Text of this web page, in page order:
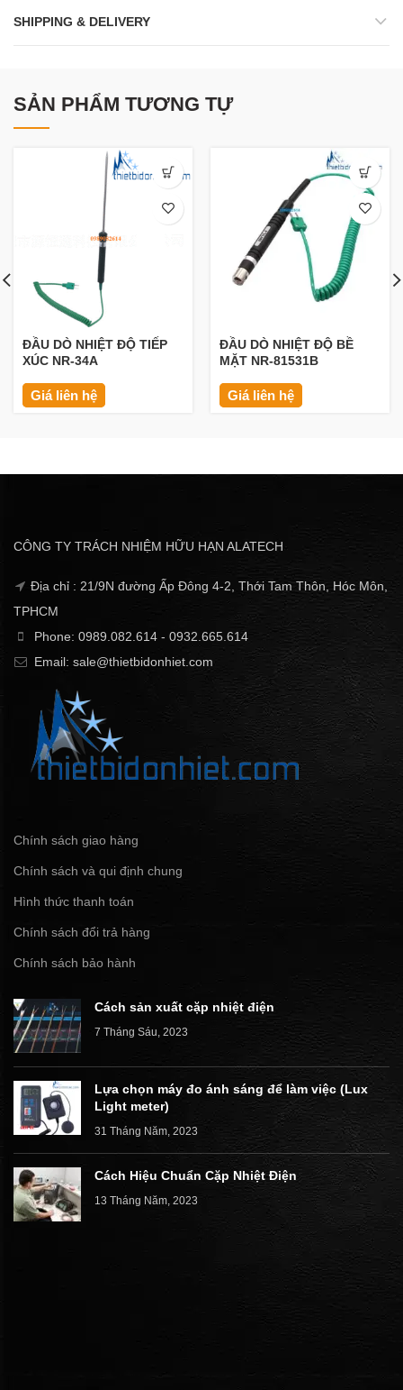
SHIPPING & DELIVERY
SẢN PHẨM TƯƠNG TỰ
ĐẦU DÒ NHIỆT ĐỘ TIẾP
XÚC NR-34A
Giá liên hệ
ĐẦU DÒ NHIỆT ĐỘ BỀ
MẶT NR-81531B
Giá liên hệ
CÔNG TY TRÁCH NHIỆM HỮU HẠN ALATECH
Địa chỉ : 21/9N đường Ấp Đông 4-2, Thới Tam Thôn, Hóc Môn,
TPHCM
Phone: 0989.082.614 - 0932.665.614
Email: sale@thietbidonhiet.com
Chính sách giao hàng
Chính sách và qui định chung
Hình thức thanh toán
Chính sách đổi trả hàng
Chính sách bảo hành
Cách sản xuất cặp nhiệt điện
7 Tháng Sáu, 2023
Lựa chọn máy đo ánh sáng để làm việc (Lux
Light meter)
31 Tháng Năm, 2023
Cách Hiệu Chuẩn Cặp Nhiệt Điện
13 Tháng Năm, 2023